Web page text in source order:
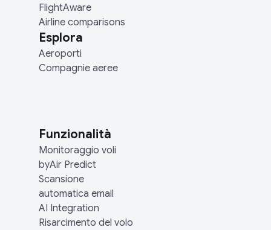
FlightAware
Airline comparisons
Esplora
Aeroporti
Compagnie aeree
Funzionalità
Monitoraggio voli
byAir Predict
Scansione
automatica email
AI Integration
Risarcimento del volo